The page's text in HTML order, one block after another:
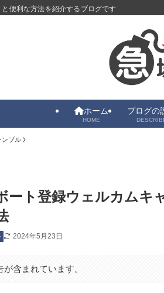
便利な方法を紹介するブログです
ホーム
HOME
ブログの
ンブル
ート登録ウェルカムキ
2024年5月23日
含まれています。